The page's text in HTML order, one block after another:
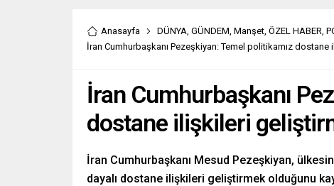
Anasayfa DÜNYA GÜNDEM Manşet ÖZEL HABER
İran Cumhurbaşkanı Pezeşkiyan: Temel politikamız
İran Cumhurbaşkanı
dostane ilişkileri
İran Cumhurbaşkanı Mesud Pezeşkiyan,
dayalı dostane ilişkileri geliştirmek olduğunu